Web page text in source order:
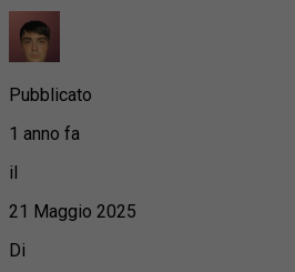
Pubblicato
1 anno fa
il
21 Maggio 2025
Di